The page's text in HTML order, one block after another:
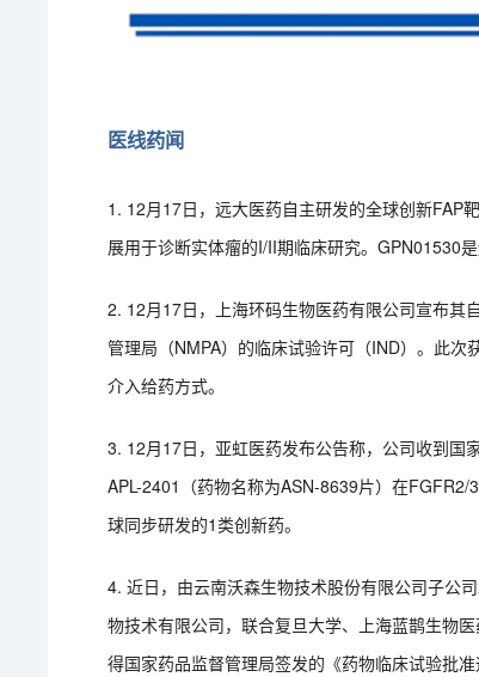
医线药闻
1. 12月17日，远大医药自主研发的全球创新FAP
展用于诊断实体瘤的I/II期临床研究。GPN01530
2. 12月17日，上海环码生物医药有限公司宣布其
管理局（NMPA）的临床试验许可（IND）。此
介入给药方式。
3. 12月17日，亚虹医药发布公告称，公司收到国
APL-2401（药物名称为ASN-8639片）在
球同步研发的1类创新药。
4. 近日，由云南沃森生物技术股份有限公司子公
物技术有限公司，联合复旦大学、上海蓝鹊生物
得国家药品监督管理局签发的《药物临床试验批准